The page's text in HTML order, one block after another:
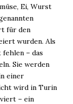
Ei, Wurst
für den
wurden. Als
– das
Sie werden
einer
wird in Turin
– ein